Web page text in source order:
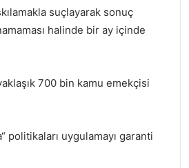
suçlayarak sonuç
halinde bir ay içinde
700 bin kamu emekçisi
politikaları uygulamayı garanti